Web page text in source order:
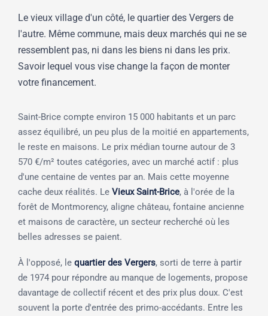
Le vieux village d'un côté, le quartier des Vergers de
l'autre. Même commune, mais deux marchés qui ne se
ressemblent pas, ni dans les biens ni dans les prix.
Savoir lequel vous vise change la façon de monter
votre financement.
Saint-Brice compte environ 15 000 habitants et un parc
assez équilibré, un peu plus de la moitié en appartements,
le reste en maisons. Le prix médian tourne autour de 3
570 €/m² toutes catégories, avec un marché actif : plus
d'une centaine de ventes par an. Mais cette moyenne
cache deux réalités. Le Vieux Saint-Brice, à l'orée de la
forêt de Montmorency, aligne château, fontaine ancienne
et maisons de caractère, un secteur recherché où les
belles adresses se paient.
À l'opposé, le quartier des Vergers, sorti de terre à partir
de 1974 pour répondre au manque de logements, propose
davantage de collectif récent et des prix plus doux. C'est
souvent la porte d'entrée des primo-accédants. Entre les